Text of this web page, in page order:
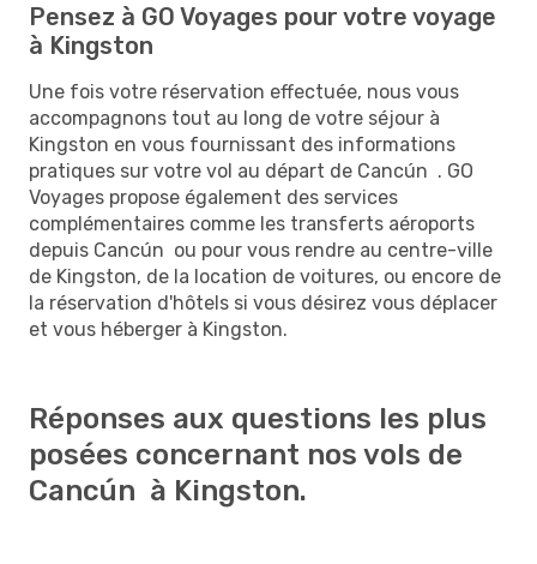
Pensez à GO Voyages pour votre voyage
à Kingston
Une fois votre réservation effectuée, nous vous
accompagnons tout au long de votre séjour à
Kingston en vous fournissant des informations
pratiques sur votre vol au départ de Cancún . GO
Voyages propose également des services
complémentaires comme les transferts aéroports
depuis Cancún ou pour vous rendre au centre-ville
de Kingston, de la location de voitures, ou encore de
la réservation d'hôtels si vous désirez vous déplacer
et vous héberger à Kingston.
Réponses aux questions les plus
posées concernant nos vols de
Cancún à Kingston.